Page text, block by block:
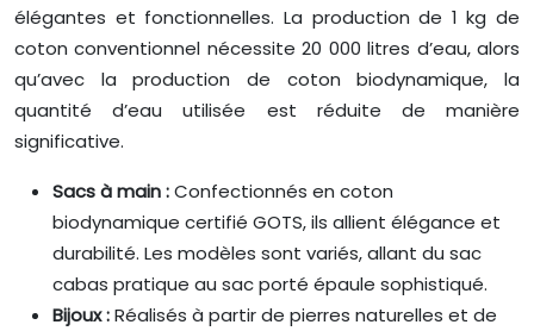
élégantes et fonctionnelles. La production de 1 kg de
coton conventionnel nécessite 20 000 litres d’eau, alors
qu’avec la production de coton biodynamique, la
quantité d’eau utilisée est réduite de manière
significative.
Sacs à main :Confectionnés en coton
biodynamique certifié GOTS, ils allient élégance et
durabilité. Les modèles sont variés, allant du sac
cabas pratique au sac porté épaule sophistiqué.
Bijoux :Réalisés à partir de pierres naturelles et de